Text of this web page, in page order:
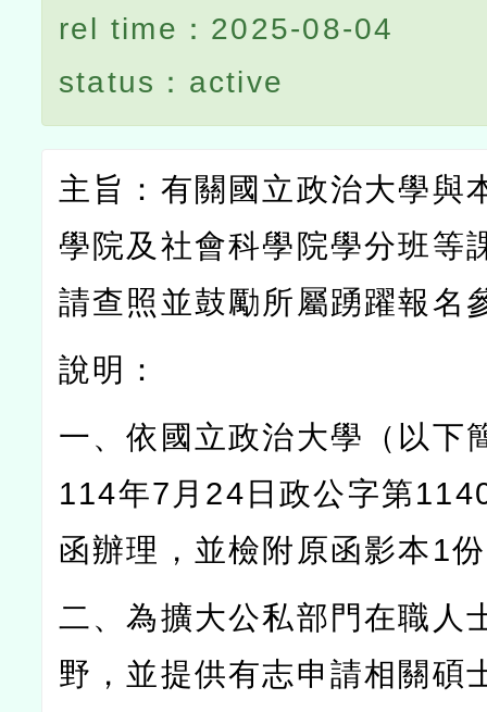
rel time：2025-08-04
status：active
主旨：有關國立政治大學與
學院及社會科學院學分班等
請查照並鼓勵所屬踴躍報名
說明：
一、依國立政治大學（以下
114年7 月 24 日政公字第
函辦理，並檢附原函影本1
二、為擴大公私部門在職人
野，並提供有志申請相關碩